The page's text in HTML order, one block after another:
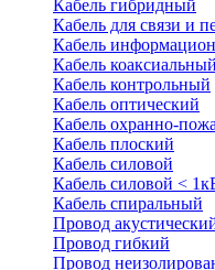
Кабель гибридный
Кабель для связи и
Кабель
Кабель коаксиальный
Кабель контрольный
Кабель оптический
Кабель охранно-
Кабель плоский
Кабель силовой
Кабель силовой <
Кабель спиральный
Провод
Провод гибкий
Провод